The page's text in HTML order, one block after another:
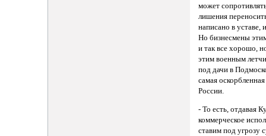
может
лишения
написано в уставе,
Но бизнесмены
и так все хорошо,
этим военным
под дачи в
самая
России.
- То есть, отдавая
коммерческое
ставим под угрозу